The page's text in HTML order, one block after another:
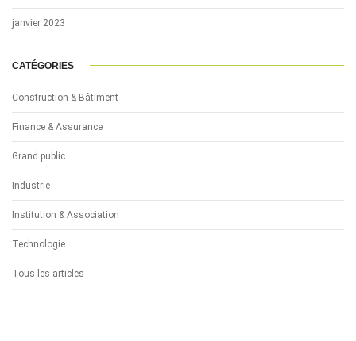
janvier 2023
CATÉGORIES
Construction & Bâtiment
Finance & Assurance
Grand public
Industrie
Institution & Association
Technologie
Tous les articles